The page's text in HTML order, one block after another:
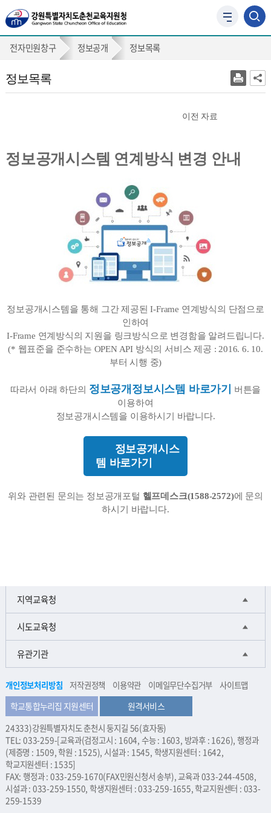
사
가
정
목
전자민원창구 정보공개 정보목록
정보목록
이전 자료
정보공개시스템 연계방식 변경 안내
정보공개시스템을 통해 그간 제공된 I-Frame 연계방식의 단점으로
인하여
I-Frame 연계방식의 지원을 링크방식으로 변경함을 알려드립니다.
(* 웹표준을 준수하는 OPEN API 방식의 서비스 제공 : 2016. 6. 10.
부터 시행 중)
따라서 아래 하단의 정보공개정보시스템 바로가기
버튼을
이용하여
정보공개시스템을 이용하시기 바랍니다.
정보공개시스
템 바로가기
위와 관련된 문의는 정보공개포털 헬프데스크(1588-2572)에 문의
하시기 바랍니다.
지역교육청
시도교육청
유관기관
개인정보처리방침 저작권정책 이용약관 이메일무단수집거부
사이트맵
학교통합누리집 지원센터
원격서비스
24333)강원특별자치도 춘천시 둥지길 56(효자동)
TEL: 033-259-[교육과(검정고시 : 1604, 수능 : 1603, 방과후 : 1626), 행정과
(제증명 : 1509, 학원 : 1525), 시설과 : 1545, 학생지원센터 : 1642,
학교지원센터 : 1535]
FAX: 행정과 : 033-259-1670(FAX민원신청서 송부), 교육과 033-244-4508,
시설과 : 033-259-1550, 학생지원센터 : 033-259-1655, 학교지원센터 : 033-
259-1539